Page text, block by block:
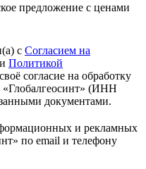
предложение с ценами
с Согласием на
и Политикой
согласие на обработку
(ИНН
документами.
и рекламных
по email и телефону